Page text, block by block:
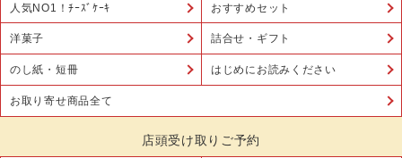
人気NO1！ﾁｰｽﾞｹｰｷ おすすめセット
洋菓子 詰合せ・ギフト
のし紙・短冊 はじめにお読みください
お取り寄せ商品全て
店頭受け取りご予約